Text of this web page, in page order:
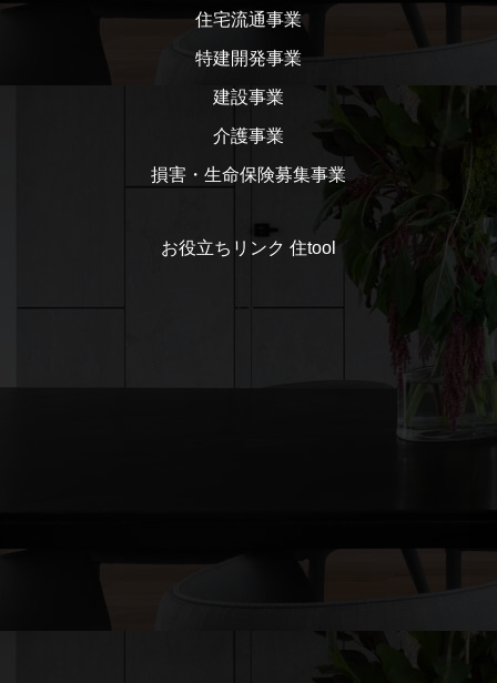
住宅流通事業
特建開発事業
建設事業
介護事業
損害・生命保険募集事業
お役立ちリンク 住tool